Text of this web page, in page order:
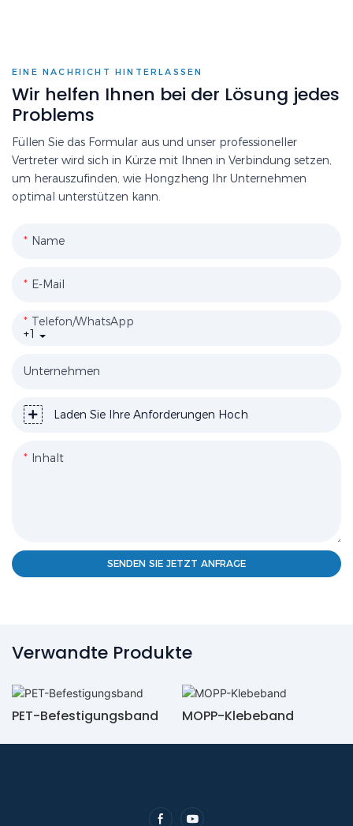
EINE NACHRICHT HINTERLASSEN
Wir helfen Ihnen bei der Lösung jedes
Problems
Füllen Sie das Formular aus und unser professioneller
Vertreter wird sich in Kürze mit Ihnen in Verbindung setzen,
um herauszufinden, wie Hongzheng Ihr Unternehmen
optimal unterstützen kann.
Name
E-Mail
+1
Telefon/WhatsApp
Unternehmen
Laden Sie Ihre Anforderungen Hoch
Inhalt
SENDEN SIE JETZT ANFRAGE
Verwandte Produkte
PET-Befestigungsband MOPP-Klebeband